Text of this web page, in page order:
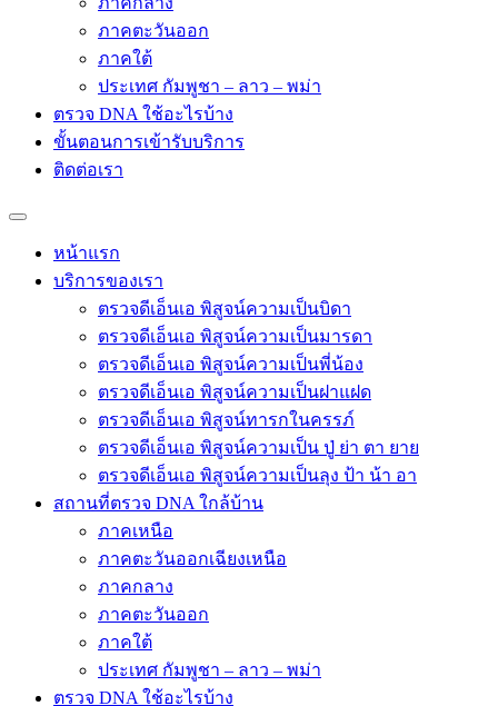
ภาคตะวันออก
ภาคใต้
ประเทศ กัมพูชา – ลาว – พม่า
ตรวจ DNA ใช้อะไรบ้าง
ขั้นตอนการเข้ารับบริการ
ติดต่อเรา
หน้าแรก
บริการของเรา
ตรวจดีเอ็นเอ พิสูจน์ความเป็นบิดา
ตรวจดีเอ็นเอ พิสูจน์ความเป็นมารดา
ตรวจดีเอ็นเอ พิสูจน์ความเป็นพี่น้อง
ตรวจดีเอ็นเอ พิสูจน์ความเป็นฝาแฝด
ตรวจดีเอ็นเอ พิสูจน์ทารกในครรภ์
ตรวจดีเอ็นเอ พิสูจน์ความเป็น ปู่ ย่า ตา ยาย
ตรวจดีเอ็นเอ พิสูจน์ความเป็นลุง ป้า น้า อา
สถานที่ตรวจ DNA ใกล้บ้าน
ภาคเหนือ
ภาคตะวันออกเฉียงเหนือ
ภาคกลาง
ภาคตะวันออก
ภาคใต้
ประเทศ กัมพูชา – ลาว – พม่า
ตรวจ DNA ใช้อะไรบ้าง